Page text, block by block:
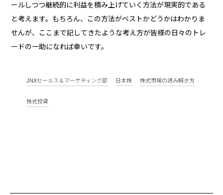
ールしつつ継続的に利益を積み上げていく方法が現実的である
と考えます。もちろん、この方法がベストかどうかはわかりま
せんが、ここまで記してきたような考え方が皆様の日々のトレ
ードの一助になれば幸いです。
JNXセールス＆マーケティング部 日本株 株式市場の読み解き方
株式投資